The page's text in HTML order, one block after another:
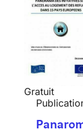
Gratuit